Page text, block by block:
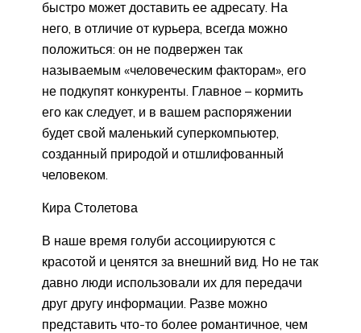
быстро может доставить ее адресату. На
него, в отличие от курьера, всегда можно
положиться: он не подвержен так
называемым «человеческим факторам», его
не подкупят конкуренты. Главное – кормить
его как следует, и в вашем распоряжении
будет свой маленький суперкомпьютер,
созданный природой и отшлифованный
человеком.
Кира Столетова
В наше время голуби ассоциируются с
красотой и ценятся за внешний вид. Но не так
давно люди использовали их для передачи
друг другу информации. Разве можно
представить что-то более романтичное, чем